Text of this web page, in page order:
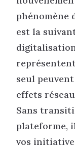
phénomène
est la
représentent
seul
effets
Sans
plateforme,
vos